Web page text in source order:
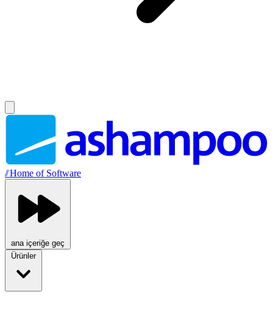
//Home of Software
ana içeriğe geç
Ürünler